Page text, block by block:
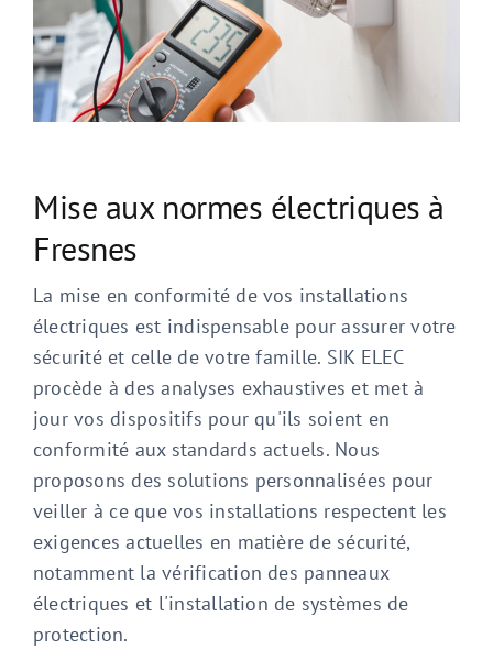
Mise aux normes électriques à
Fresnes
La mise en conformité de vos installations
électriques est indispensable pour assurer votre
sécurité et celle de votre famille. SIK ELEC
procède à des analyses exhaustives et met à
jour vos dispositifs pour qu'ils soient en
conformité aux standards actuels. Nous
proposons des solutions personnalisées pour
veiller à ce que vos installations respectent les
exigences actuelles en matière de sécurité,
notamment la vérification des panneaux
électriques et l'installation de systèmes de
protection.